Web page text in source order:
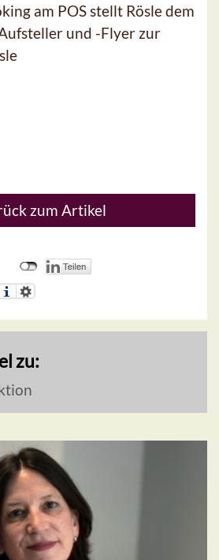
am POS stellt Rösle dem
und -Flyer zur
zum Artikel
zu: